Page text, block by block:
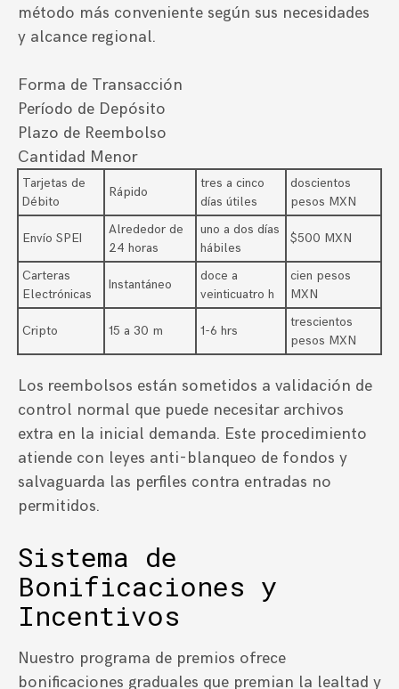
método más conveniente según sus necesidades
y alcance regional.
Forma de Transacción
Período de Depósito
Plazo de Reembolso
Cantidad Menor
Tarjetas de
Débito
Rápido
tres a cinco
días útiles
doscientos
pesos MXN
Envío SPEI
Alrededor de
24 horas
uno a dos días
hábiles
$500 MXN
Carteras
Electrónicas
Instantáneo
doce a
veinticuatro h
cien pesos
MXN
Cripto 15 a 30 m 1-6 hrs
trescientos
pesos MXN
Los reembolsos están sometidos a validación de
control normal que puede necesitar archivos
extra en la inicial demanda. Este procedimiento
atiende con leyes anti-blanqueo de fondos y
salvaguarda las perfiles contra entradas no
permitidos.
Sistema de
Bonificaciones y
Incentivos
Nuestro programa de premios ofrece
bonificaciones graduales que premian la lealtad y